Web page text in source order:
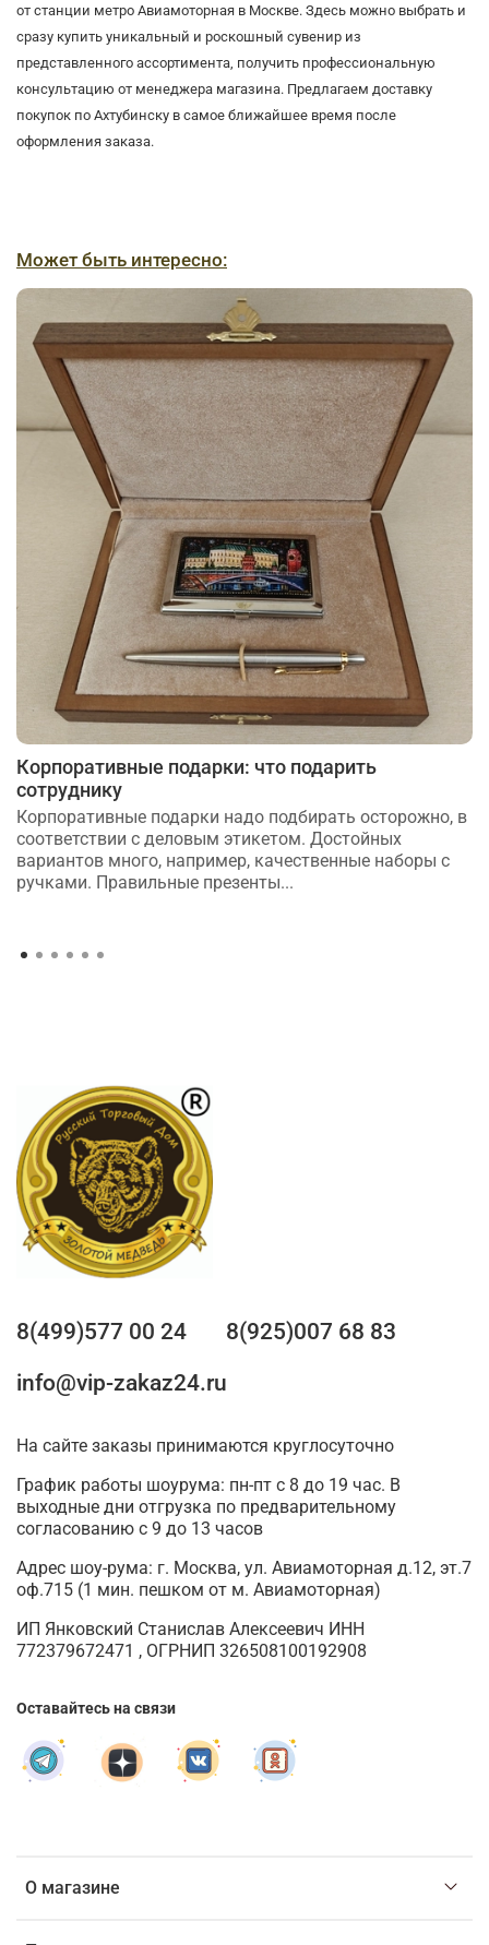
от станции метро Авиамоторная в Москве. Здесь можно выбрать и
сразу купить уникальный и роскошный сувенир из
представленного ассортимента, получить профессиональную
консультацию от менеджера магазина. Предлагаем доставку
покупок по Ахтубинску в самое ближайшее время после
оформления заказа.
Может быть интересно:
Корпоративные подарки: что подарить
сотруднику
Корпоративные подарки надо подбирать осторожно, в
соответствии с деловым этикетом. Достойных
вариантов много, например, качественные наборы с
ручками. Правильные презенты...
О магазине
8(499)577 00 24
8(925)007 68 83
info@vip-zakaz24.ru
На сайте заказы принимаются круглосуточно
График работы шоурума: пн-пт с 8 до 19 час. В
выходные дни отгрузка по предварительному
согласованию с 9 до 13 часов
Адрес шоу-рума: г. Москва, ул. Авиамоторная д.12, эт.7
оф.715 (1 мин. пешком от м. Авиамоторная)
ИП Янковский Станислав Алексеевич ИНН
772379672471 , ОГРНИП 326508100192908
Оставайтесь на связи